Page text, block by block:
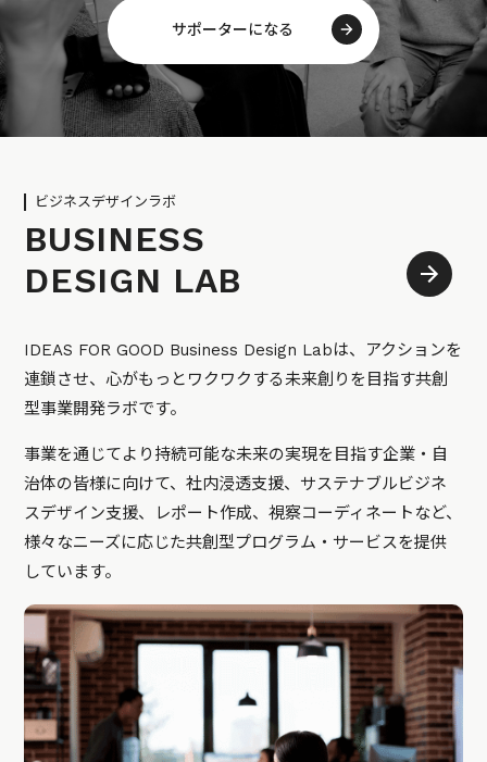
サポーターになる
ビジネスデザインラボ
BUSINESS
DESIGN LAB
IDEAS FOR GOOD Business Design Labは、アクションを
連鎖させ、心がもっとワクワクする未来創りを目指す共創
型事業開発ラボです。
事業を通じてより持続可能な未来の実現を目指す企業・自
治体の皆様に向けて、社内浸透支援、サステナブルビジネ
スデザイン支援、レポート作成、視察コーディネートなど、
様々なニーズに応じた共創型プログラム・サービスを提供
しています。